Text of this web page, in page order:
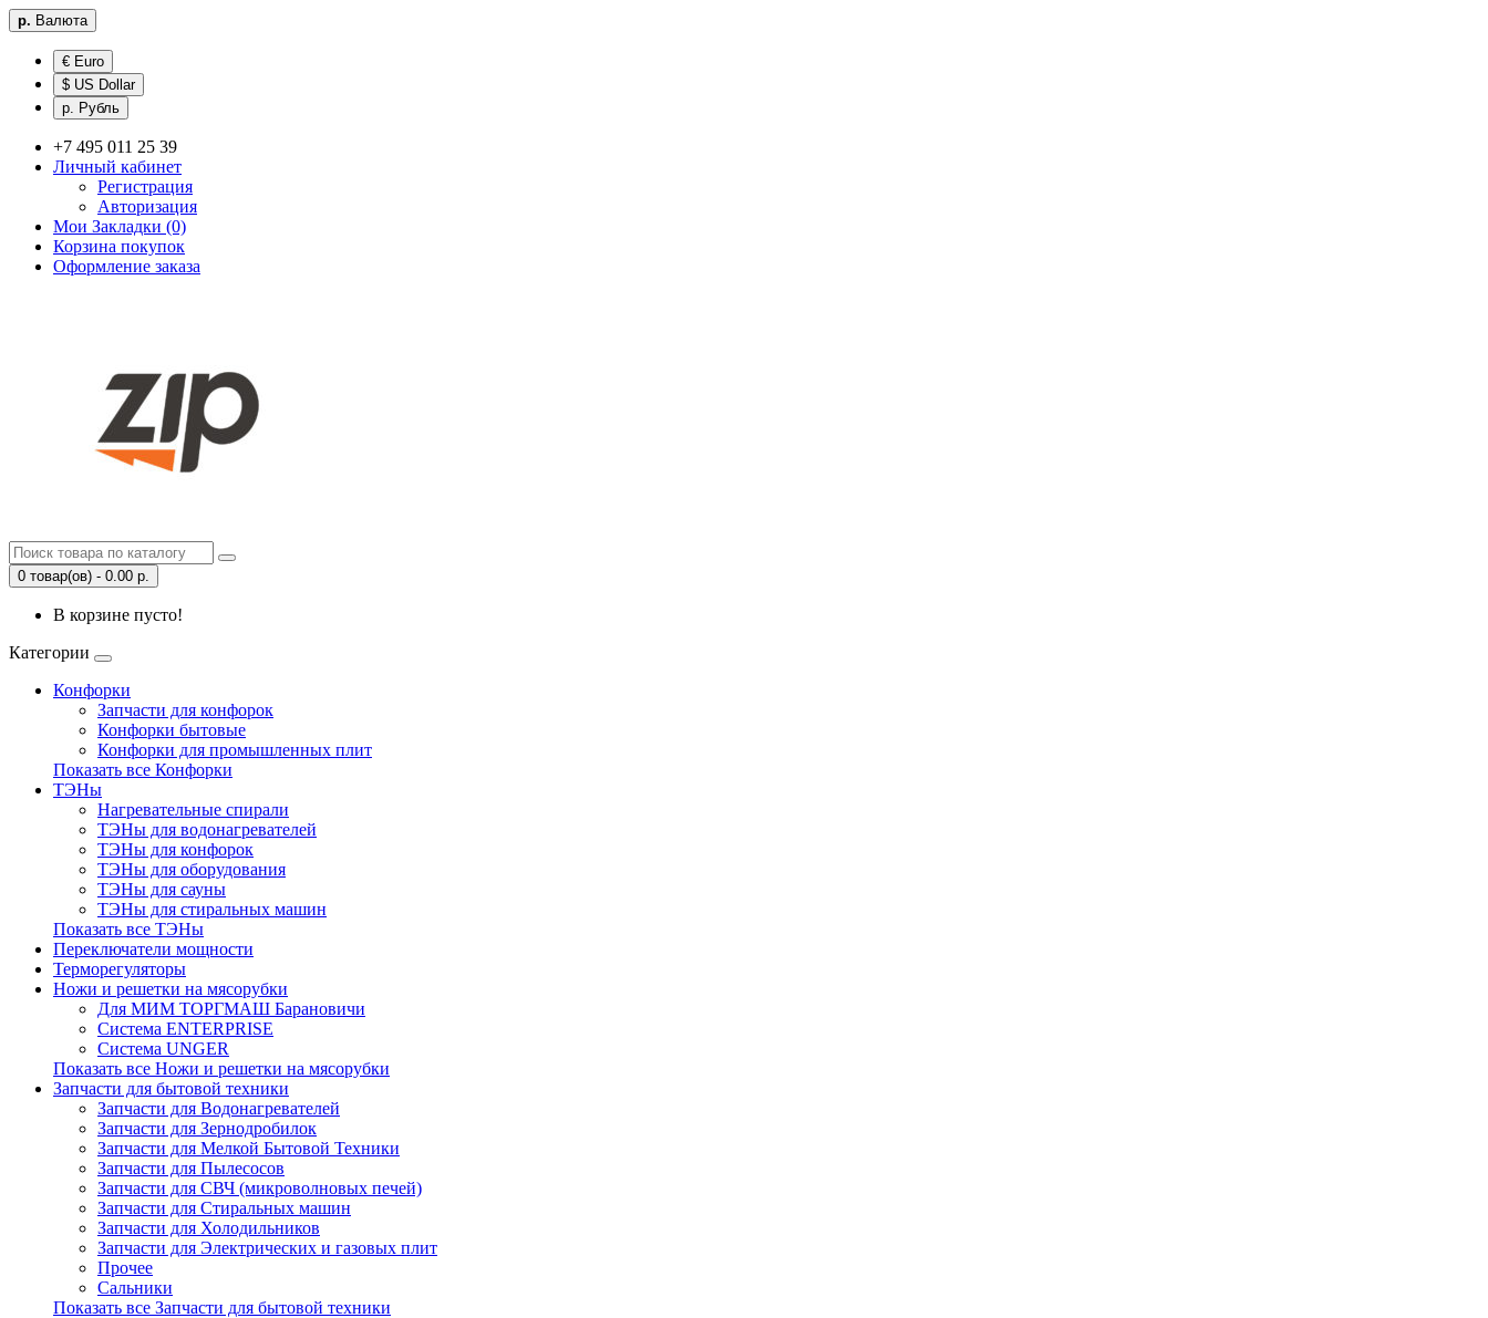
р. Валюта
€ Euro
$ US Dollar
р. Рубль
+7 495 011 25 39
Личный кабинет
Регистрация
Авторизация
Мои Закладки (0)
Корзина покупок
Оформление заказа
0 товар(ов) - 0.00 р.
В корзине пусто!
Категории
Конфорки
Запчасти для конфорок
Конфорки бытовые
Конфорки для промышленных плит
Показать все Конфорки
ТЭНы
Нагревательные спирали
ТЭНы для водонагревателей
ТЭНы для конфорок
ТЭНы для оборудования
ТЭНы для сауны
ТЭНы для стиральных машин
Показать все ТЭНы
Переключатели мощности
Терморегуляторы
Ножи и решетки на мясорубки
Для МИМ ТОРГМАШ Барановичи
Система ENTERPRISE
Система UNGER
Показать все Ножи и решетки на мясорубки
Запчасти для бытовой техники
Запчасти для Водонагревателей
Запчасти для Зернодробилок
Запчасти для Мелкой Бытовой Техники
Запчасти для Пылесосов
Запчасти для СВЧ (микроволновых печей)
Запчасти для Стиральных машин
Запчасти для Холодильников
Запчасти для Электрических и газовых плит
Прочее
Сальники
Показать все Запчасти для бытовой техники